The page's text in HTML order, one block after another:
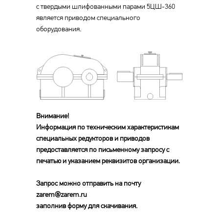
с твердыми шлифованными парами 5ЦШ-360
является приводом специального
оборудования.
Внимание!
Информация по техническим характеристикам
специальных редукторов и приводов
предоставляется по письменному запросу с
печатью и указанием реквизитов организации.
Запрос можно отправить на почту
zarem@zarem.ru
заполнив форму для скачивания.